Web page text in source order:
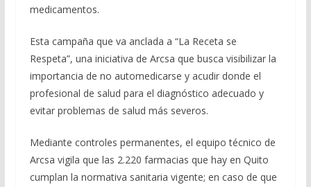
medicamentos.
Esta campaña que va anclada a “La Receta se
Respeta”, una iniciativa de Arcsa que busca visibilizar la
importancia de no automedicarse y acudir donde el
profesional de salud para el diagnóstico adecuado y
evitar problemas de salud más severos.
Mediante controles permanentes, el equipo técnico de
Arcsa vigila que las 2.220 farmacias que hay en Quito
cumplan la normativa sanitaria vigente; en caso de que